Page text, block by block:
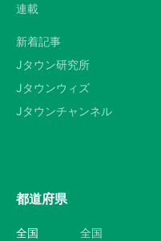
連載
新着記事
Jタウン研究所
Jタウンウィズ
Jタウンチャンネル
都道府県
全国
全国